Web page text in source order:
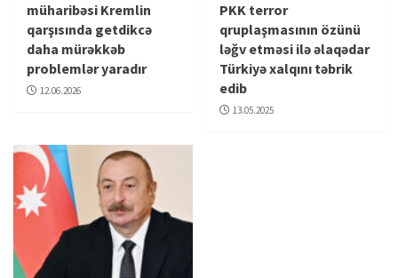
müharibəsi Kremlin
qarşısında getdikcə
daha mürəkkəb
problemlər yaradır
12.06.2026
PKK terror
qruplaşmasının özünü
ləğv etməsi ilə əlaqədar
Türkiyə xalqını təbrik
edib
13.05.2025